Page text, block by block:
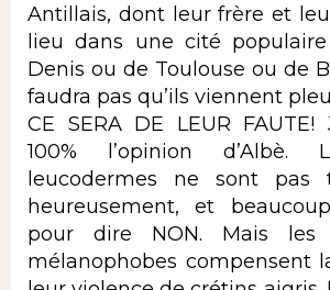
Antillais, dont leur frère et
lieu dans une cité
Denis ou de Toulouse ou de
faudra pas qu’ils viennent
CE SERA DE LEUR
100% l’opinion d’Albè.
leucodermes ne sont pas
heureusement, et
pour dire NON. Mais les
mélanophobes compensent